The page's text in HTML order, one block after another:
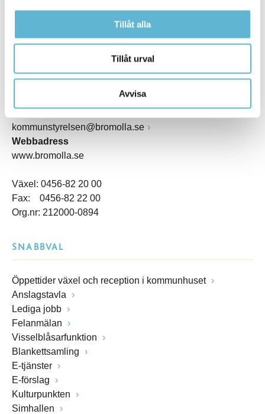
Tillåt alla
Tillåt urval
Avvisa
Kommunhuset, Storgatan 48
kommunstyrelsen@bromolla.se
Webbadress
www.bromolla.se
Växel: 0456-82 20 00
Fax: 0456-82 22 00
Org.nr: 212000-0894
SNABBVAL
Öppettider växel och reception i kommunhuset
Anslagstavla
Lediga jobb
Felanmälan
Visselblåsarfunktion
Blankettsamling
E-tjänster
E-förslag
Kulturpunkten
Simhallen